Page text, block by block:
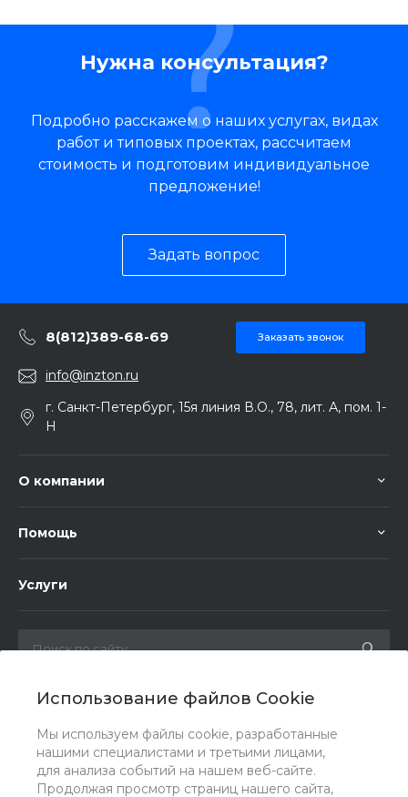
Использование файлов Cookie
Мы используем файлы cookie, разработанные
нашими специалистами и третьими лицами,
для анализа событий на нашем веб-сайте.
Продолжая просмотр страниц нашего сайта,
Нужна консультация?
Подробно расскажем о наших услугах, видах
работ и типовых проектах, рассчитаем
стоимость и подготовим индивидуальное
предложение!
Задать вопрос
8(812)389-68-69 Заказать звонок
info@inzton.ru
г. Санкт-Петербург, 15я линия В.О., 78, лит. А, пом. 1-
Н
О компании
Помощь
Услуги